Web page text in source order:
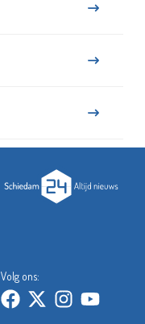
Volg ons: